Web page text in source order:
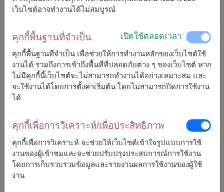
ขนาดโดยประมาณ:
สูง : 65 ซม.
น้ำหอม วิคตอเรีย ซีเคร็ท บอมบ์เชล โอ เดอ เพอร์ฟูม
ขนาด 50 มล.
ขนมช็อคโกแล็ตคละแบบ (เฟอเรโร รอชเชอร์, สนิกเก
อร์ส, ทอปเบอโรน)
ตกแต่งด้วยดอกไม้แห้ง
เว็บไซต์อาจทำงานได้ไม่สมบูรณ์
คุกกี้พื้นฐานที่จำเป็น เปิดใช้ตลอดเวลา
คุกกี้พื้นฐานที่จำเป็น เพื่อช่วยให้การทำงานหลักของเว็บไซต์ใช้
งานได้ รวมถึงการเข้าถึงพื้นที่ที่ปลอดภัยต่าง ๆ ของเว็บไซต์ หาก
ไม่มีคุกกี้นี้เว็บไซต์จะไม่สามารถทำงานได้อย่างเหมาะสม และ
จะใช้งานได้โดยการตั้งค่าเริ่มต้น โดยไม่สามารถปิดการใช้งาน
ได้
คุกกี้เพื่อการวิเคราะห์/เพื่อประสิทธิภาพ
คุกกี้เพื่อการวิเคราะห์ จะช่วยให้เว็บไซต์เข้าใจรูปแบบการใช้
งานของผู้เข้าชมและจะช่วยปรับปรุงประสบการณ์การใช้งาน
โดยการเก็บรวบรวมข้อมูลและรายงานผลการใช้งานของผู้ใช้
งาน